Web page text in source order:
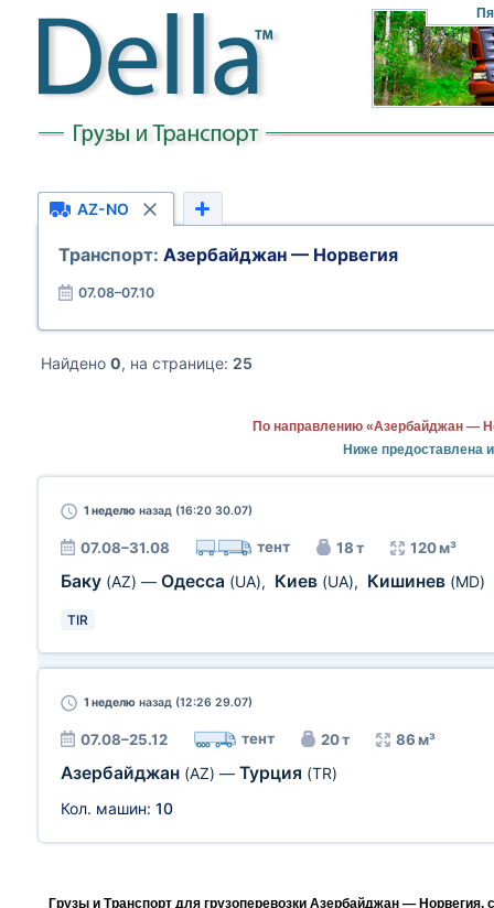
AZ-NO
Транспорт: Азербайджан — Норвегия
07.08–07.10
Найдено 0, на странице: 25
По направлению «Азербайджан —
Ниже предоставлена
1 неделю назад (16:20 30.07)
07.08–31.08 тент 18 т 120 м³
Баку (AZ) — Одесса (UA), Киев (UA), Кишинев (MD)
TIR
1 неделю назад (12:26 29.07)
07.08–25.12 тент 20 т 86 м³
Азербайджан (AZ) — Турция (TR)
Кол. машин: 10
Грузы и Транспорт для грузоперевозки Азербайджан — Норвегия,